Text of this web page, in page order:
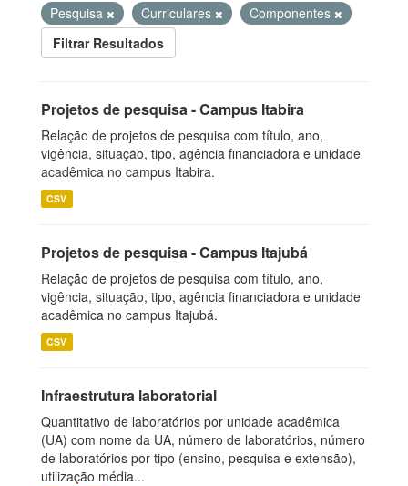
Pesquisa
Curriculares
Componentes
Filtrar Resultados
Projetos de pesquisa - Campus Itabira
Relação de projetos de pesquisa com título, ano,
vigência, situação, tipo, agência financiadora e unidade
acadêmica no campus Itabira.
CSV
Projetos de pesquisa - Campus Itajubá
Relação de projetos de pesquisa com título, ano,
vigência, situação, tipo, agência financiadora e unidade
acadêmica no campus Itajubá.
CSV
Infraestrutura laboratorial
Quantitativo de laboratórios por unidade acadêmica
(UA) com nome da UA, número de laboratórios, número
de laboratórios por tipo (ensino, pesquisa e extensão),
utilização média...